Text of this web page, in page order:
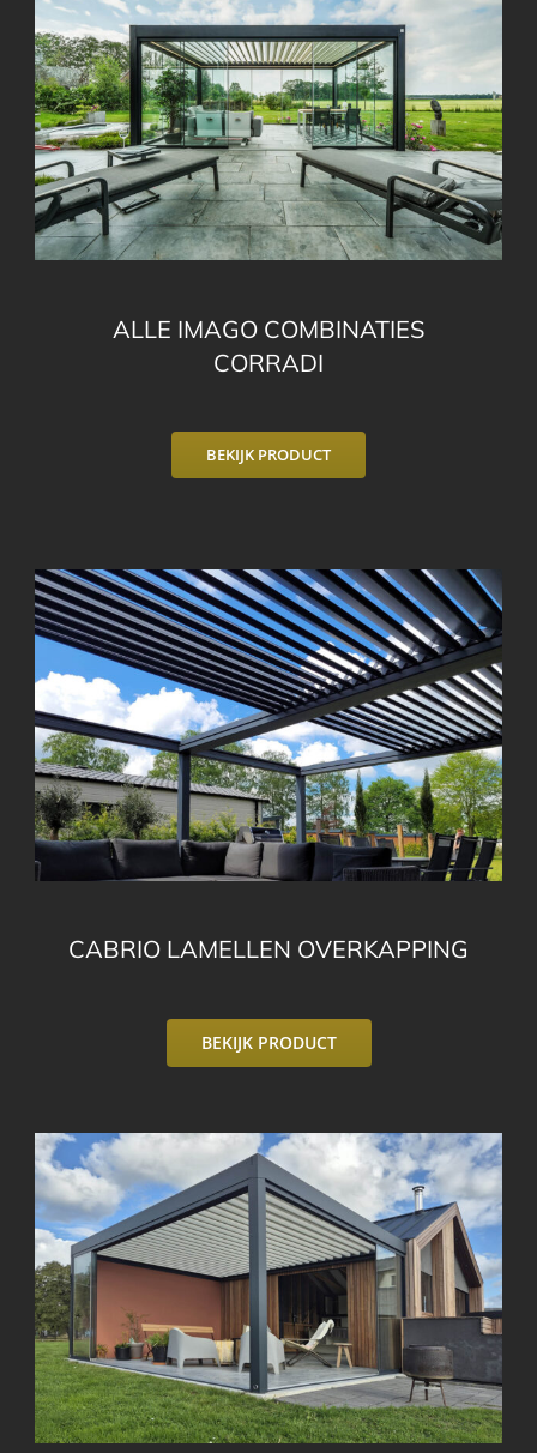
ALLE IMAGO COMBINATIES
CORRADI
BEKIJK PRODUCT
CABRIO LAMELLEN OVERKAPPING
BEKIJK PRODUCT